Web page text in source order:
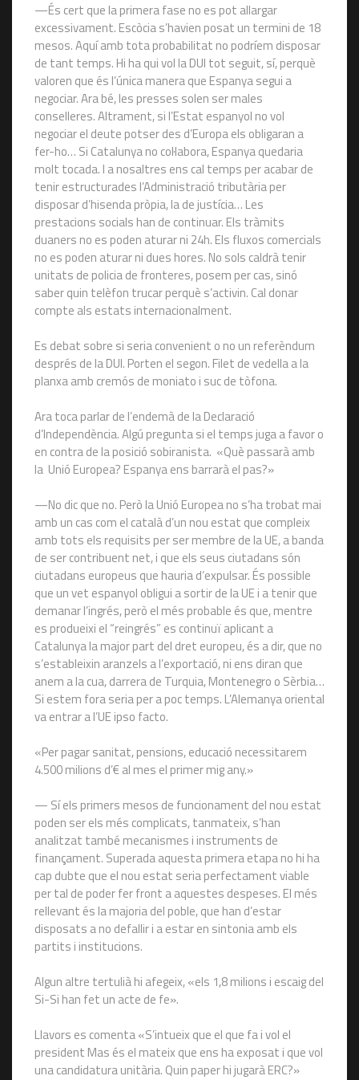
—És cert que la primera fase no es pot allargar
excessivament. Escòcia s’havien posat un termini de 18
mesos. Aquí amb tota probabilitat no podríem disposar
de tant temps. Hi ha qui vol la DUI tot seguit, sí, perquè
valoren que és l’única manera que Espanya segui a
negociar. Ara bé, les presses solen ser males
conselleres. Altrament, si l’Estat espanyol no vol
negociar el deute potser des d’Europa els obligaran a
fer-ho… Si Catalunya no col·labora, Espanya quedaria
molt tocada. I a nosaltres ens cal temps per acabar de
tenir estructurades l’Administració tributària per
disposar d’hisenda pròpia, la de justícia… Les
prestacions socials han de continuar. Els tràmits
duaners no es poden aturar ni 24h. Els fluxos comercials
no es poden aturar ni dues hores. No sols caldrà tenir
unitats de policia de fronteres, posem per cas, sinó
saber quin telèfon trucar perquè s’activin. Cal donar
compte als estats internacionalment.
Es debat sobre si seria convenient o no un referèndum
després de la DUI. Porten el segon. Filet de vedella a la
planxa amb cremós de moniato i suc de tòfona.
Ara toca parlar de l’endemà de la Declaració
d’Independència. Algú pregunta si el temps juga a favor o
en contra de la posició sobiranista. «Què passarà amb
la Unió Europea? Espanya ens barrarà el pas?»
—No dic que no. Però la Unió Europea no s’ha trobat mai
amb un cas com el català d’un nou estat que compleix
amb tots els requisits per ser membre de la UE, a banda
de ser contribuent net, i que els seus ciutadans són
ciutadans europeus que hauria d’expulsar. És possible
que un vet espanyol obligui a sortir de la UE i a tenir que
demanar l’ingrés, però el més probable és que, mentre
es produeixi el “reingrés” es continuï aplicant a
Catalunya la major part del dret europeu, és a dir, que no
s’estableixin aranzels a l’exportació, ni ens diran que
anem a la cua, darrera de Turquia, Montenegro o Sèrbia…
Si estem fora seria per a poc temps. L’Alemanya oriental
va entrar a l’UE ipso facto.
«Per pagar sanitat, pensions, educació necessitarem
4.500 milions d’€ al mes el primer mig any.»
— Sí els primers mesos de funcionament del nou estat
poden ser els més complicats, tanmateix, s’han
analitzat també mecanismes i instruments de
finançament. Superada aquesta primera etapa no hi ha
cap dubte que el nou estat seria perfectament viable
per tal de poder fer front a aquestes despeses. El més
rellevant és la majoria del poble, que han d’estar
disposats a no defallir i a estar en sintonia amb els
partits i institucions.
Algun altre tertulià hi afegeix, «els 1,8 milions i escaig del
Si-Si han fet un acte de fe».
Llavors es comenta «S’intueix que el que fa i vol el
president Mas és el mateix que ens ha exposat i que vol
una candidatura unitària. Quin paper hi jugarà ERC?»